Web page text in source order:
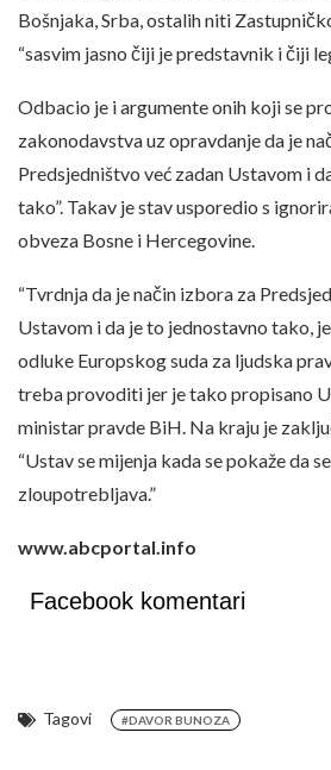
Bošnjaka, Srba, ostalih niti
“sasvim jasno čiji je predstavnik i čiji
Odbacio je i argumente onih koji se
zakonodavstva uz opravdanje da je
Predsjedništvo već zadan Ustavom i
tako”. Takav je stav usporedio s
obveza Bosne i Hercegovine.
“Tvrdnja da je način izbora za
Ustavom i da je to jednostavno tako,
odluke Europskog suda za ljudska
treba provoditi jer je tako propisano
ministar pravde BiH. Na kraju je
“Ustav se mijenja kada se pokaže da
zloupotrebljava.”
www.abcportal.info
Facebook komentari
Tagovi #DAVOR BUNOZA